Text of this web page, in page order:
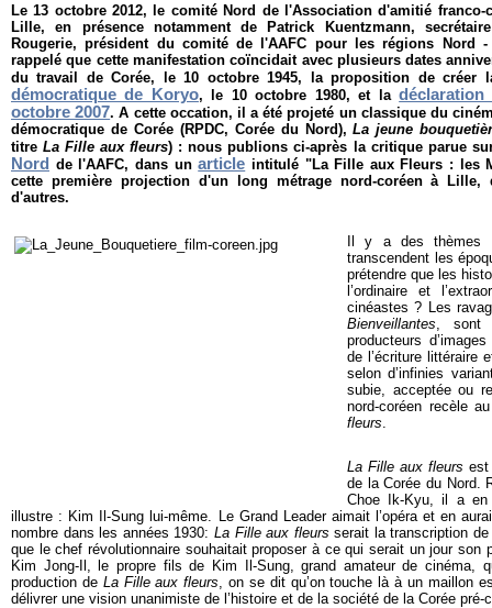
Le 13 octobre 2012, le comité Nord de l'Association d'amitié franco-
Lille, en présence notamment de Patrick Kuentzmann,
Rougerie, président du comité de l'AAFC pour les régions Nord -
rappelé que cette manifestation coïncidait avec plusieurs dates
du travail de Corée, le 10 octobre 1945, la proposition de créer
démocratique de Koryo, le 10 octobre 1980, et la
octobre 2007. A cette occation, il a été projeté un classique du
démocratique de Corée (RPDC, Corée du Nord),La jeune
titreLa Fille aux fleurs) : nous publions ci-après la critique parue
Nord de l'AAFC, dans unarticle intitulé "La Fille aux Fleurs : les
cette première projection d'un long métrage nord-coréen à Lille,
d'autres.
Il y a des thèmes
transcendent les
prétendre que les
l’ordinaire et
cinéastes ? Les
Bienveillantes , sont
producteurs
de l’écriture littéraire
selon d’infinies
subie, acceptée ou
nord-coréen recèle
fleurs
La Fille aux fleurs est
de la Corée du Nord.
Choe Ik-Kyu, il a en
illustre : Kim Il-Sung lui-même. Le Grand Leader aimait l’opéra et en
nombre dans les années 1930: La Fille aux fleurs serait la transcription
que le chef révolutionnaire souhaitait proposer à ce qui serait un jour son
Kim Jong-Il, le propre fils de Kim Il-Sung, grand amateur de cinéma,
production de La Fille aux fleurs , on se dit qu’on touche là à un maillon
délivrer une vision unanimiste de l’histoire et de la société de la Corée pré-